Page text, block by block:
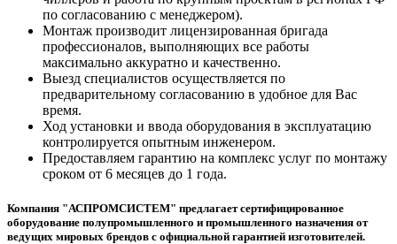
по согласованию с менеджером).
Монтаж производит лицензированная бригада
профессионалов, выполняющих все работы
максимально аккуратно и качественно.
Выезд специалистов осуществляется по
предварительному согласованию в удобное для Вас
время.
Ход установки и ввода оборудования в эксплуатацию
контролируется опытным инженером.
Предоставляем гарантию на комплекс услуг по монтажу
сроком от 6 месяцев до 1 года.
Компания "АСПРОМСИСТЕМ" предлагает сертифицированное
оборудование полупромышленного и промышленного назначения от
ведущих мировых брендов с официальной гарантией изготовителей.